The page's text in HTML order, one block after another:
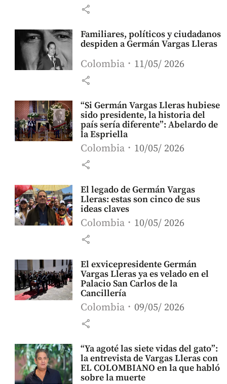
share
Familiares, políticos y ciudadanos
despiden a Germán Vargas Lleras
Colombia 11/05/ 2026
share
“Si Germán Vargas Lleras hubiese
sido presidente, la historia del
país sería diferente”: Abelardo de
la Espriella
Colombia 10/05/ 2026
share
El legado de Germán Vargas
Lleras: estas son cinco de sus
ideas claves
Colombia 10/05/ 2026
share
El exvicepresidente Germán
Vargas Lleras ya es velado en el
Palacio San Carlos de la
Cancillería
Colombia 09/05/ 2026
share
“Ya agoté las siete vidas del gato”:
la entrevista de Vargas Lleras con
EL COLOMBIANO en la que habló
sobre la muerte